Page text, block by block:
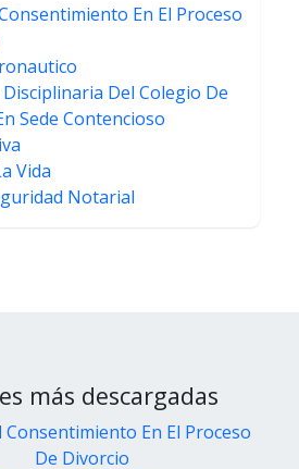
En El Proceso
Del Colegio De
Sede Contencioso
Vida
Notarial
más descargadas
Consentimiento En El Proceso
De Divorcio